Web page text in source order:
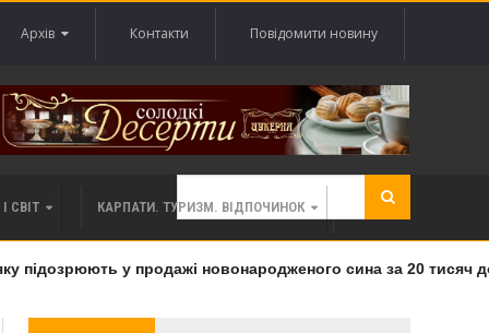
Архів Контакти Повідомити новину
СВІТ КАРПАТИ. ТУРИЗМ. ВІДПОЧИНОК
у продажі новонародженого сина за 20 тисяч